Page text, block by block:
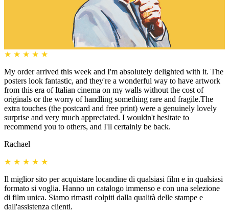
★ ★ ★ ★ ★
My order arrived this week and I'm absolutely delighted with it. The
posters look fantastic, and they're a wonderful way to have artwork
from this era of Italian cinema on my walls without the cost of
originals or the worry of handling something rare and fragile.The
extra touches (the postcard and free print) were a genuinely lovely
surprise and very much appreciated. I wouldn't hesitate to
recommend you to others, and I'll certainly be back.
Rachael
★ ★ ★ ★ ★
Il miglior sito per acquistare locandine di qualsiasi film e in qualsiasi
formato si voglia. Hanno un catalogo immenso e con una selezione
di film unica. Siamo rimasti colpiti dalla qualità delle stampe e
dall'assistenza clienti.